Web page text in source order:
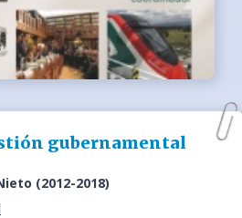
gubernamental
(2012-2018)